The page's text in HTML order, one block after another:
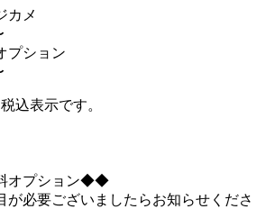
カメ
プション
込表示です。
オプション◆◆
が必要ございましたらお知らせくださ